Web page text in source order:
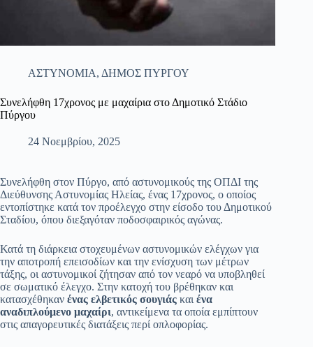
ΑΣΤΥΝΟΜΙΑ, ΔΗΜΟΣ ΠΥΡΓΟΥ
Συνελήφθη 17χρονος με μαχαίρια στο Δημοτικό Στάδιο
Πύργου
24 Νοεμβρίου, 2025
Συνελήφθη στον Πύργο, από αστυνομικούς της ΟΠΔΙ της
Διεύθυνσης Αστυνομίας Ηλείας, ένας 17χρονος, ο οποίος
εντοπίστηκε κατά τον προέλεγχο στην είσοδο του Δημοτικού
Σταδίου, όπου διεξαγόταν ποδοσφαιρικός αγώνας.
Κατά τη διάρκεια στοχευμένων αστυνομικών ελέγχων για
την αποτροπή επεισοδίων και την ενίσχυση των μέτρων
τάξης, οι αστυνομικοί ζήτησαν από τον νεαρό να υποβληθεί
σε σωματικό έλεγχο. Στην κατοχή του βρέθηκαν και
κατασχέθηκαν ένας ελβετικός σουγιάς και ένα
αναδιπλούμενο μαχαίρι, αντικείμενα τα οποία εμπίπτουν
στις απαγορευτικές διατάξεις περί οπλοφορίας.